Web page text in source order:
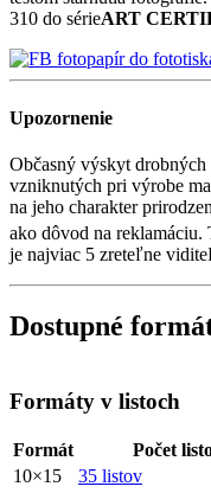
310 do sérieART
Upozornenie
Občasný výskyt
vzniknutých pri výrobe
na jeho charakter
ako dôvod na reklamáciu.
je najviac 5 zreteľne
Dostupné
Formáty v listoch
Formát
Počet
10×15
35 listov